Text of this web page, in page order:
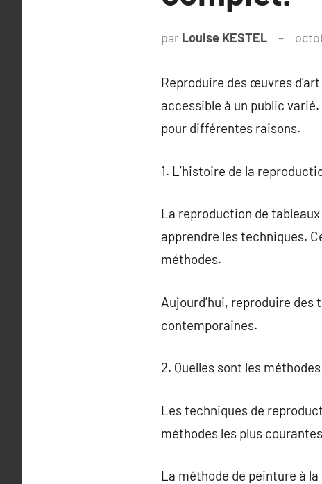
par Louise KESTEL
Reproduire des œuvres
accessible à un public
pour différentes raisons.
1. L’histoire de la
La reproduction de
apprendre les techniques.
méthodes.
Aujourd’hui, reproduire
contemporaines.
2. Quelles sont les
Les techniques de
méthodes les plus
La méthode de peinture à